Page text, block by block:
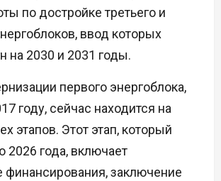
по достройке третьего и
ввод которых
на 2030 и 2031 годы.
первого энергоблока,
году, сейчас находится на
этапов. Этот этап, который
2026 года, включает
финансирования, заключение